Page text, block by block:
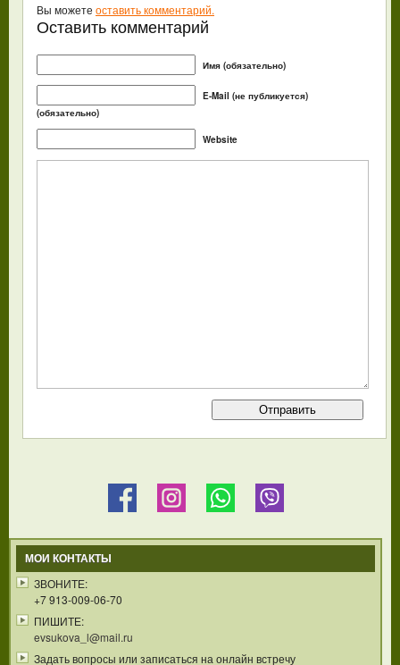
Вы можете оставить комментарий.
Оставить комментарий
Имя (обязательно)
E-Mail (не публикуется)
(обязательно)
Website
МОИ КОНТАКТЫ
ЗВОНИТЕ:
+7 913-009-06-70
ПИШИТЕ:
evsukova_l@mail.ru
Задать вопросы или записаться на онлайн встречу